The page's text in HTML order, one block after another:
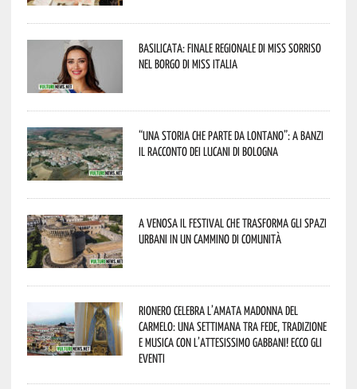
Basilicata: finale regionale di Miss Sorriso
nel borgo di Miss Italia
“Una storia che parte da lontano”: a Banzi
il racconto dei Lucani di Bologna
A Venosa il festival che trasforma gli spazi
urbani in un cammino di comunità
Rionero celebra l’amata Madonna del
Carmelo: una settimana tra fede, tradizione
e musica con l’attesissimo Gabbani! Ecco gli
eventi